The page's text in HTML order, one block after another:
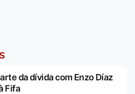
da dívida com Enzo Díaz
Fifa